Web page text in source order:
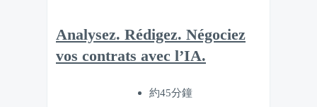
Analysez. Rédigez. Négociez
vos contrats avec l’IA.
約45分鐘